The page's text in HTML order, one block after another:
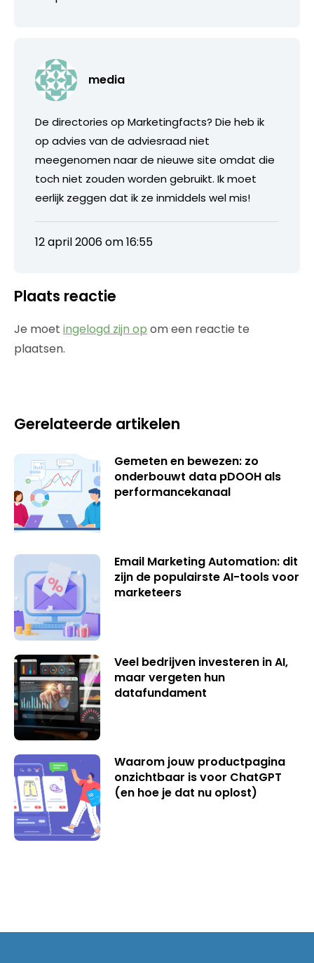
media
De directories op Marketingfacts? Die heb ik
op advies van de adviesraad niet
meegenomen naar de nieuwe site omdat die
toch niet zouden worden gebruikt. Ik moet
eerlijk zeggen dat ik ze inmiddels wel mis!
12 april 2006 om 16:55
Plaats reactie
Je moet ingelogd zijn op om een reactie te
plaatsen.
Gerelateerde artikelen
Gemeten en bewezen: zo
onderbouwt data pDOOH als
performancekanaal
Email Marketing Automation: dit
zijn de populairste AI-tools voor
marketeers
Veel bedrijven investeren in AI,
maar vergeten hun
datafundament
Waarom jouw productpagina
onzichtbaar is voor ChatGPT
(en hoe je dat nu oplost)